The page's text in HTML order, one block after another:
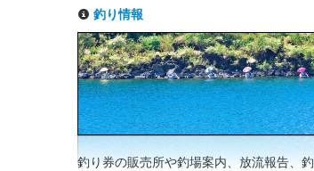
釣り情報
釣り券の販売所や釣場案内、放流報告、釣